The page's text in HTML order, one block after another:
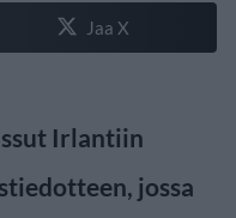
Jaa X
Irlantiin
jossa